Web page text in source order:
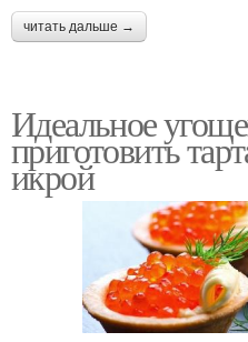
читать дальше →
Идеальное
приготовить
икрой